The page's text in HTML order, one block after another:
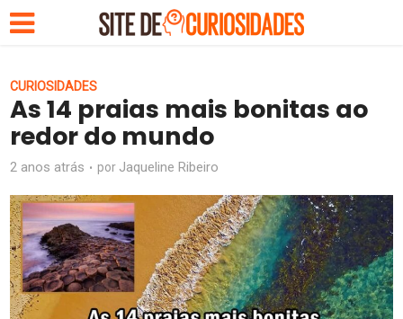
CURIOSIDADES
As 14 praias mais bonitas ao
redor do mundo
2 anos atrás por Jaqueline Ribeiro